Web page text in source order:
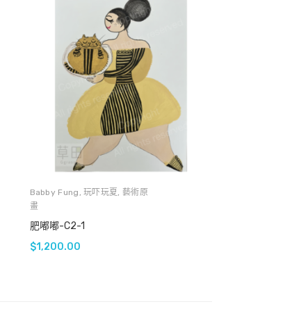
Babby Fung ,玩吓玩夏 , 藝術原
畫
肥嘟嘟-C2-1
$1,200.00